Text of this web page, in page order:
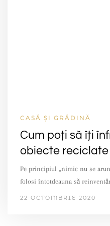
CASĂ ȘI GRĂDINĂ
Cum poți să îți
obiecte reciclate
Pe principiul „nimic nu se
folosi întotdeauna să
22 OCTOMBRIE 2020